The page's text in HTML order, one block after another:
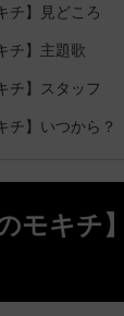
チ】見どころ
チ】主題歌
チ】スタッフ
チ】いつから？
モキチ